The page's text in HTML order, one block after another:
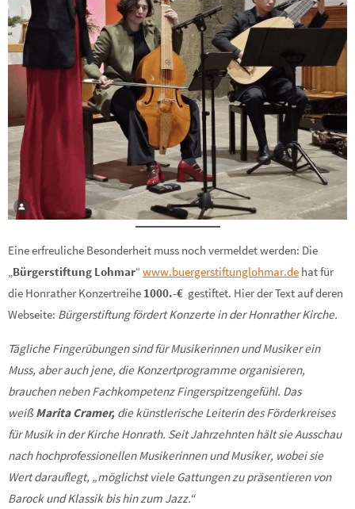
Eine erfreuliche Besonderheit muss noch vermeldet werden: Die
„Bürgerstiftung Lohmar“www.buergerstiftunglohmar.de hat für
die Honrather Konzertreihe 1000.-€ gestiftet. Hier der Text auf deren
Webseite: Bürgerstiftung fördert Konzerte in der Honrather Kirche.
Tägliche Fingerübungen sind für Musikerinnen und Musiker ein
Muss, aber auch jene, die Konzertprogramme organisieren,
brauchen neben Fachkompetenz Fingerspitzengefühl. Das
weiß Marita Cramer, die künstlerische Leiterin des Förderkreises
für Musik in der Kirche Honrath. Seit Jahrzehnten hält sie Ausschau
nach hochprofessionellen Musikerinnen und Musiker, wobei sie
Wert darauflegt, „möglichst viele Gattungen zu präsentieren von
Barock und Klassik bis hin zum Jazz.“